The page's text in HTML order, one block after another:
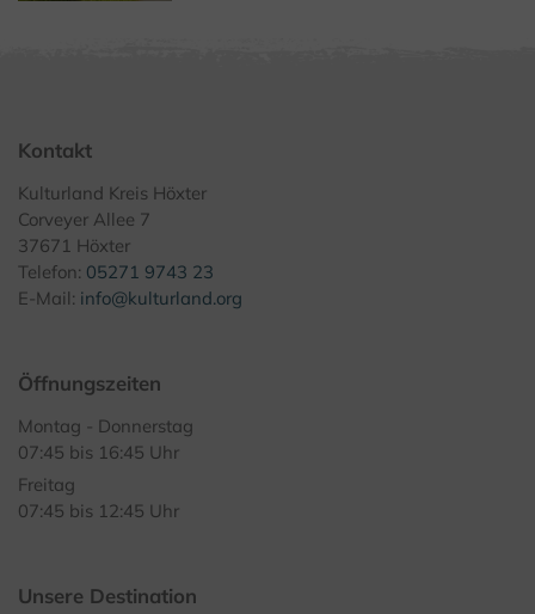
Kontakt
Kulturland Kreis Höxter
Corveyer Allee 7
37671 Höxter
Telefon: 05271 9743 23
E-Mail: info@kulturland.org
Öffnungszeiten
Montag - Donnerstag
07:45 bis 16:45 Uhr
Freitag
07:45 bis 12:45 Uhr
Unsere Destination